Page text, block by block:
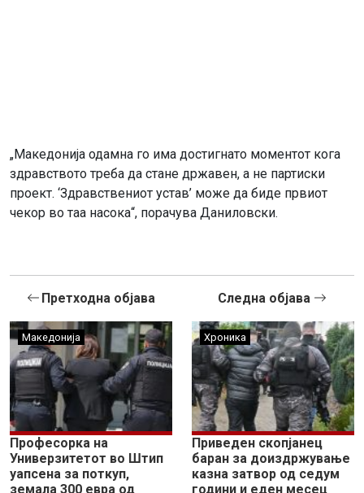
„Македонија одамна го има достигнато моментот кога
здравството треба да стане државен, а не партиски
проект. ‘Здравствениот устав’ може да биде првиот
чекор во таа насока“, порачува Даниловски.
Претходна објава
Македонија
Професорка на
Универзитетот во Штип
уапсена за поткуп,
земала 300 евра од
Следна објава
Хроника
Приведен скопјанец
баран за доиздржување
казна затвор од седум
години и еден месец